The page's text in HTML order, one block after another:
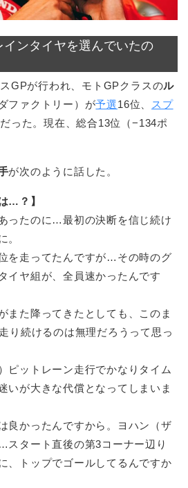
インタイヤを選んでいたの
GPが行われ、モトGPクラスのル
ファクトリー）が予選16位、
スプ
った。現在、総合13位（−134ポ
が次のように話した。
…？】
ったのに…最初の決断を信じ続け
。
を走ってたんですが…その時のグ
イヤ組が、全員速かったんです
また降ってきたとしても、このま
り続けるのは無理だろうって思っ
ピットレーン走行でかなりタイム
いが大きな代償となってしまいま
良かったんですから。ヨハン（ザ
スタート直後の第3コーナー辺り
、トップでゴールしてるんですか